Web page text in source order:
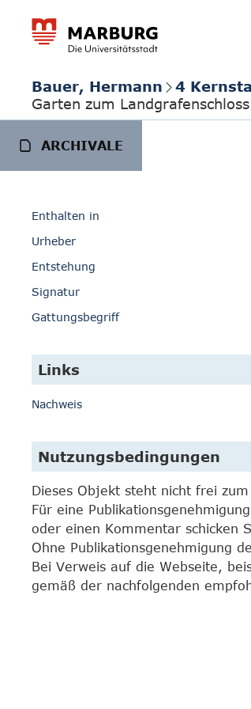
Bauer, Hermann 4
Garten zum Landgrafenschloss
ARCHIVALE
Enthalten in
Urheber
Entstehung
Signatur
Gattungsbegriff
Links
Nachweis
Nutzungsbedingungen
Dieses Objekt steht nicht frei
Für eine
oder einen Kommentar schicken
Ohne Publikationsgenehmigung
Bei Verweis auf die Webseite,
gemäß der nachfolgenden